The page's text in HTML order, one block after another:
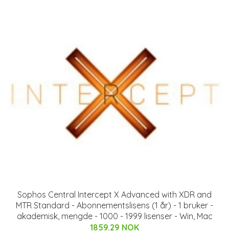
Sophos Central Intercept X Advanced with XDR and
MTR Standard - Abonnementslisens (1 år) - 1 bruker -
akademisk, mengde - 1000 - 1999 lisenser - Win, Mac
1859.29 NOK